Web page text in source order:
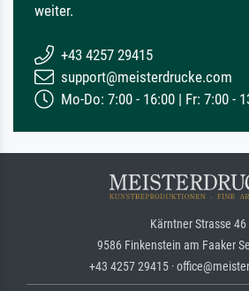
weiter.
+43 4257 29415
support@meisterdrucke.com
Mo-Do: 7:00 - 16:00 | Fr: 7:00 -
Kärntner Strasse 46
9586 Finkenstein am Faaker
+43 4257 29415 ·